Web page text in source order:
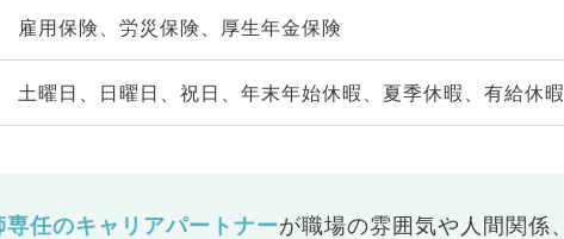
雇用保険、労災保険、厚生年金保険
土曜日、日曜日、祝日、年末年始休暇、夏季休暇、有給休暇
専任のキャリアパートナーが職場の雰囲気や人間関係、